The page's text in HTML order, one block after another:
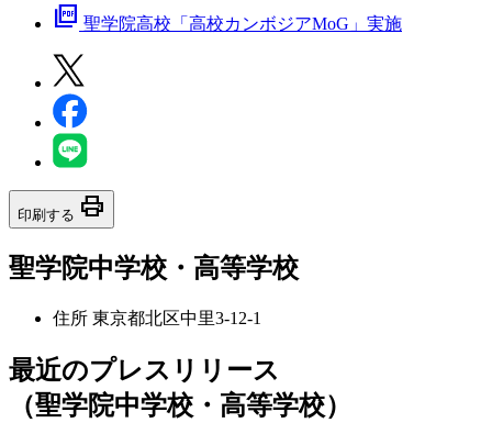
picture_as_pdf 聖学院高校「高校カンボジアMoG」実施
印刷する print
聖学院中学校・高等学校
住所 東京都北区中里3-12-1
最近のプレスリリース
（聖学院中学校・高等学校）